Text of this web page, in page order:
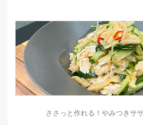
ささっと作れる！やみつきサ